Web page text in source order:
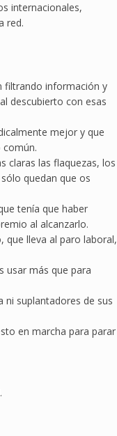
internacionales,
red.
filtrando información y
descubierto con esas
mejor y que
común.
claras las flaquezas, los
quedan que os
tenía que haber
al alcanzarlo.
que lleva al paro laboral,
usar más que para
ni suplantadores de sus
en marcha para parar